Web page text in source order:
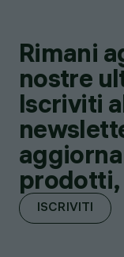
Rimani
nostre
Iscriviti
prodotti,
ISCRIVITI